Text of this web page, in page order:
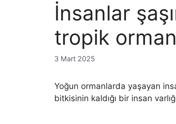
İnsanlar
tropik
3 Mart 2025
Yoğun ormanlarda yaşayan
bitkisinin kaldığı bir insan